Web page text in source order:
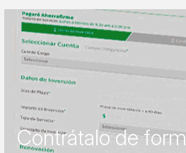
Contrátalo de